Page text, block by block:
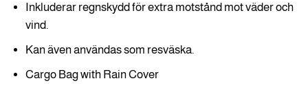
Inkluderar regnskydd för extra motstånd mot väder och
vind.
Kan även användas som resväska.
Cargo Bag with Rain Cover